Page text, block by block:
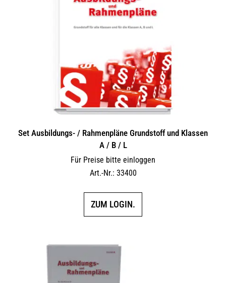
Set Ausbildungs- / Rahmenpläne Grundstoff und Klassen
A / B / L
Für Preise bitte einloggen
Art.-Nr.: 33400
ZUM LOGIN.